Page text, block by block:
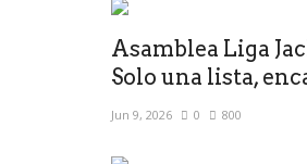
Asamblea Liga
Solo una lista,
Jun 9, 2026 0 800